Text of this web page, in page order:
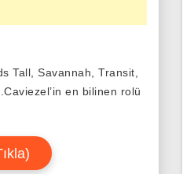
Tall, Savannah, Transit,
en bilinen rolü